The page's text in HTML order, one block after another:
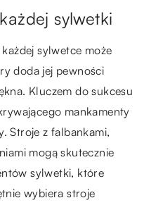
sylwetki
sylwetce może
doda jej pewności
Kluczem do sukcesu
mankamenty
Stroje z falbankami,
mogą skutecznie
sylwetki, które
wybiera stroje